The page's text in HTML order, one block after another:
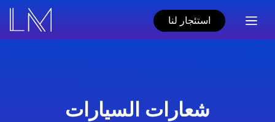
استئجار لنا
شعارات السيارات